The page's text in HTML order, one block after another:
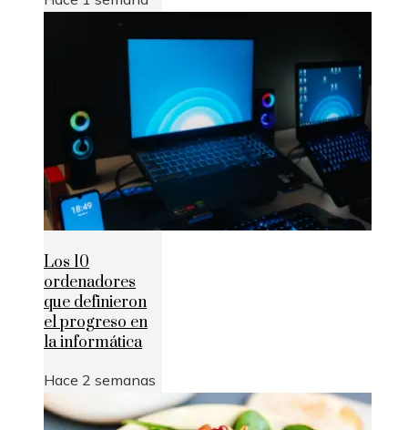
Los 10
ordenadores
que definieron
el progreso en
la informática
Hace 2 semanas